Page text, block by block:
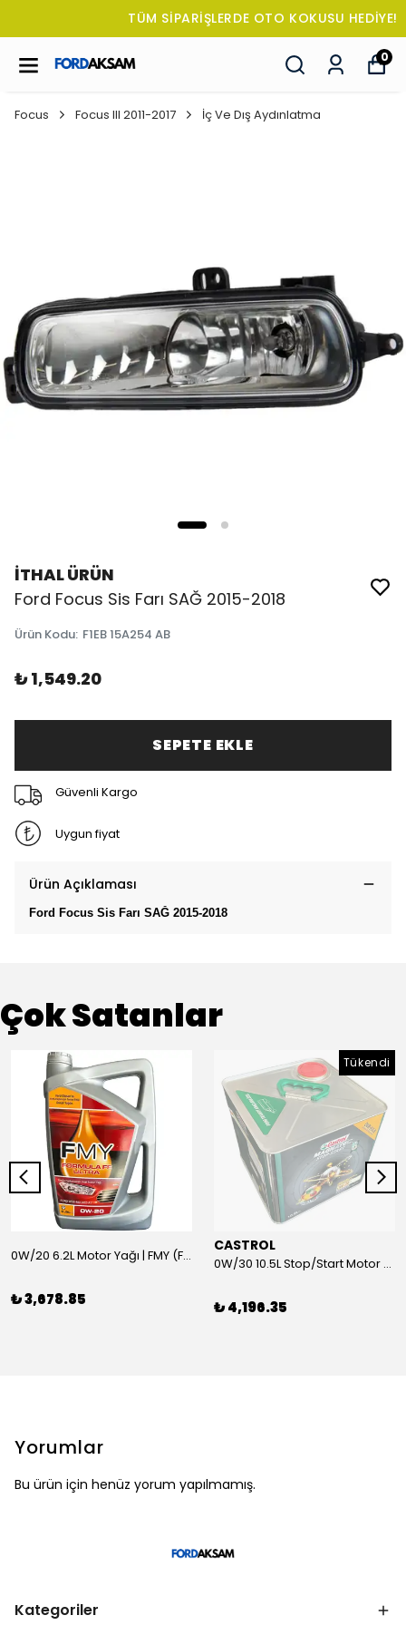
TÜM SİPARİŞLERDE OTO KOKUSU HEDİYE!
0
Focus Focus III 2011-2017 İç Ve Dış Aydınlatma
İTHAL ÜRÜN
Ford Focus Sis Farı SAĞ 2015-2018
Ürün Kodu: F1EB 15A254 AB
₺ 1,549.20
SEPETE EKLE
Güvenli Kargo
Uygun fiyat
Ürün Açıklaması
Ford Focus Sis Farı SAĞ 2015-2018
Çok Satanlar
0W/20 6.2L Motor Yağı | FMY (Ford Motor Yağları)
₺ 3,678.85
Tükendi
CASTROL
0W/30 10.5L Stop/Start Motor Yağı | CASTROL
₺ 4,196.35
Yorumlar
Bu ürün için henüz yorum yapılmamış.
Kategoriler